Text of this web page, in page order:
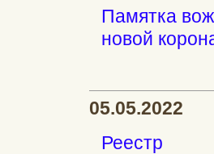
Памятка
новой
05.05.2022
Реестр